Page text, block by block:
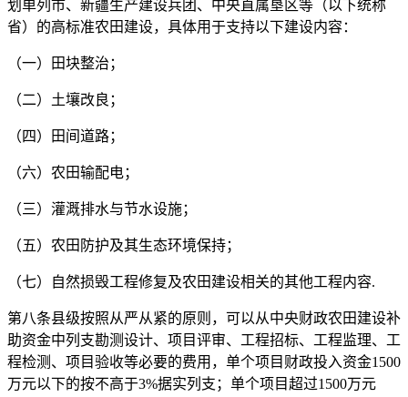
划单列市、新疆生产建设兵团、中央直属垦区等（以下统称
省）的高标准农田建设，具体用于支持以下建设内容：
（一）田块整治；
（二）土壤改良；
（四）田间道路；
（六）农田输配电；
（三）灌溉排水与节水设施；
（五）农田防护及其生态环境保持；
（七）自然损毁工程修复及农田建设相关的其他工程内容.
第八条县级按照从严从紧的原则，可以从中央财政农田建设补
助资金中列支勘测设计、项目评审、工程招标、工程监理、工
程检测、项目验收等必要的费用，单个项目财政投入资金1500
万元以下的按不高于3%据实列支；单个项目超过1500万元